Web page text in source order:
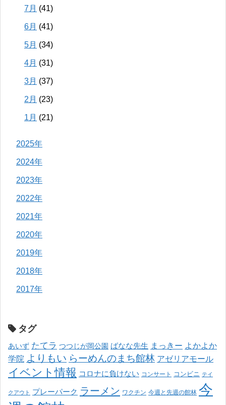
7月 (41)
6月 (41)
5月 (34)
4月 (31)
3月 (37)
2月 (23)
1月 (21)
2025年
2024年
2023年
2022年
2021年
2020年
2019年
2018年
2017年
タグ
あいず たてラ つつじが岡公園 ばなな先生 まっきー よかよか
学院 よりもい らーめんのまち館林 アゼリアモール
イベント情報 コロナに負けない コンサート コンビニ テイ
クアウト プレーパーク ラーメン ワクチン 今週と先週の館林 今